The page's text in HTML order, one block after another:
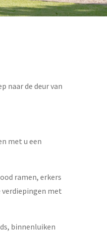
naar de deur van
met u een
ramen, erkers
verdiepingen met
binnenluiken